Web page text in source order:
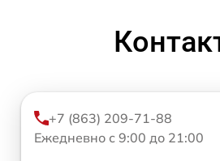
+7 (863) 209-71-88
Ежедневно с 9:00 до 21:00